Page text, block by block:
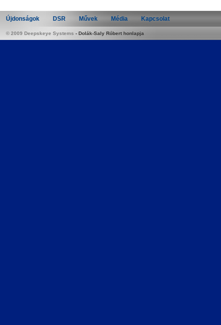
Újdonságok DSR Művek Média Kapcsolat
© 2009 Deepskeye Systems - Dolák-Saly Róbert honlapja